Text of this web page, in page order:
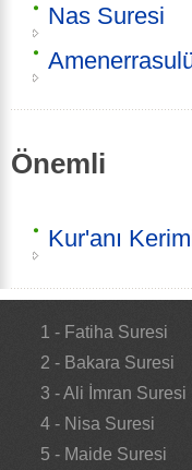
Nas Suresi
Önemli
Kur'anı
1 - Fatiha Suresi
2 - Bakara Suresi
3 - Ali İmran Suresi
4 - Nisa Suresi
5 - Maide Suresi